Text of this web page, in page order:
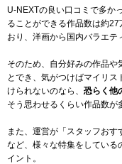
U-NEXTの良い口コミで多か
ることができる作品数は約
おり、洋画から国内バラエテ
そのため、自分好みの作品や
とでき、気がつけばマイリ
けられないのなら、 恐らく他
そう思わせるくらい作品数が
また、運営が「スタッフおす
など、様々な特集をしている
イント。